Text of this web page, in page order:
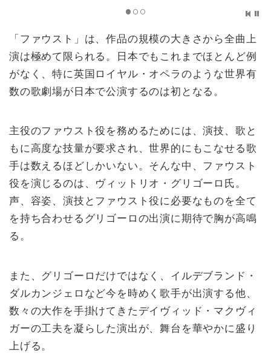
「ファウスト」は、作品の規模の大きさから全曲上
演は極めて限られる。日本でもこれまでほとんど例
がなく、特に英国ロイヤル・オペラのような世界有
数の歌劇場が日本で公演するのは初となる。
主役のファウスト役を務めるためには、演技、歌と
もに高度な技量が要求され、世界的にもこなせる歌
手は数えるほどしかいない。そんな中、ファウスト
役を演じるのは、ヴィットリオ・グリゴーロ氏。
声、容姿、演技とファウスト役に必要なものを全て
を持ち合わせるグリゴーロの出演に期待で胸が高鳴
る。
また、グリゴーロだけではなく、イルデブランド・
ダルカンジェロなど今を時めく歌手が出演する他、
数々の大作を手掛けてきたデイヴィッド・マクヴィ
ガーの工夫を凝らした演出が、舞台を華やかに盛り
上げる。